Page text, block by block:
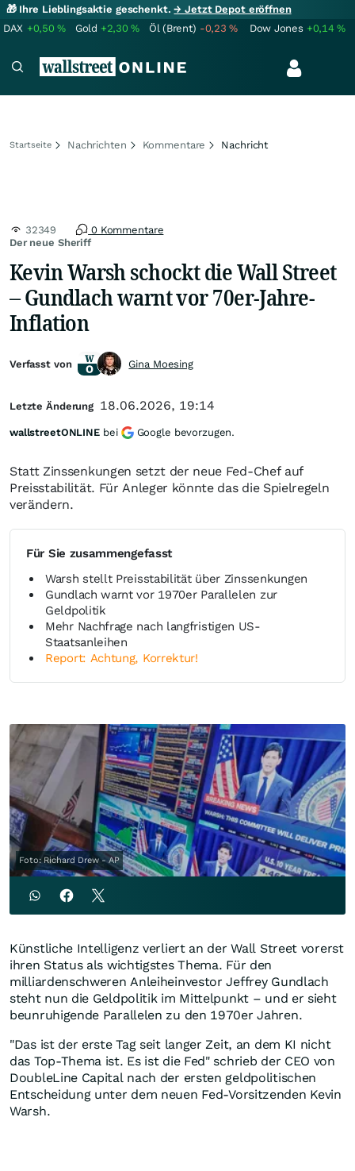
🎁 Ihre Lieblingsaktie geschenkt.→ Jetzt Depot eröffnen
DAX +0,50% Gold +2,30% Öl (Brent) -0,23% Dow Jones +0,14%
Startseite Nachrichten Kommentare Nachricht
Der neue Sheriff
32349 0 Kommentare
Kevin Warsh schockt die Wall Street
– Gundlach warnt vor 70er-Jahre-
Inflation
Statt Zinssenkungen setzt der neue Fed-Chef auf
Preisstabilität. Für Anleger könnte das die Spielregeln
verändern.
Für Sie zusammengefasst
Warsh stellt Preisstabilität über Zinssenkungen
Gundlach warnt vor 1970er Parallelen zur
Geldpolitik
Mehr Nachfrage nach langfristigen US-
Staatsanleihen
Report: Achtung, Korrektur!
Foto: Richard Drew - AP
Künstliche Intelligenz verliert an der Wall Street vorerst
ihren Status als wichtigstes Thema. Für den
milliardenschweren Anleiheinvestor Jeffrey Gundlach
steht nun die Geldpolitik im Mittelpunkt – und er sieht
beunruhigende Parallelen zu den 1970er Jahren.
"Das ist der erste Tag seit langer Zeit, an dem KI nicht
das Top-Thema ist. Es ist die Fed" schrieb der CEO von
DoubleLine Capital nach der ersten geldpolitischen
Entscheidung unter dem neuen Fed-Vorsitzenden Kevin
Warsh.
Verfasst von Gina Moesing
Letzte Änderung 18.06.2026, 19:14
wallstreetONLINE bei Google bevorzugen.